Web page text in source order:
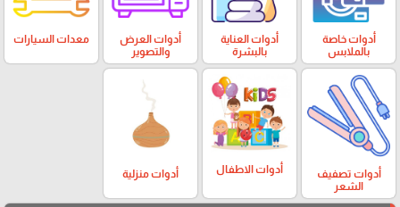
أدوات خاصة
بالملابس
أدوات العناية
بالبشرة
أدوات العرض
والتصوير
معدات السيارات
أدوات تصفيف
الشعر
أدوات الاطفال أدوات منزلية